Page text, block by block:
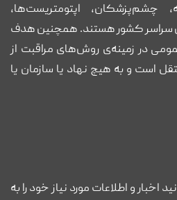
چشم‌پزشکان، اپتومتریست‌ها،
سراسر کشور هستند. همچنین هدف
در زمینه‌ی روش‌های مراقبت از
است و به هیچ نهاد یا سازمان یا
اخبار و اطلاعات مورد نیاز خود را به